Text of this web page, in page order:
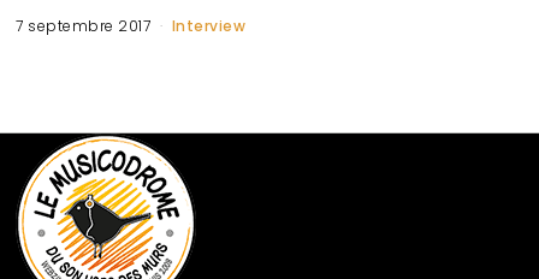
7 septembre 2017 Interview